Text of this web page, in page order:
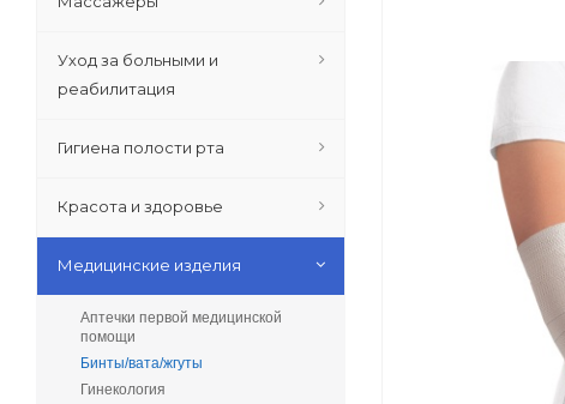
Уход за больными и
реабилитация
Гигиена полости рта
Красота и здоровье
Медицинские изделия
Аптечки первой медицинской
помощи
Бинты/вата/жгуты
Гинекология